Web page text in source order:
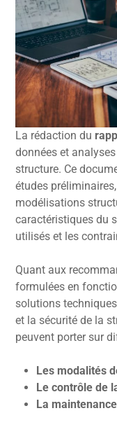
La rédaction du
données et
structure. Ce
études
modélisations
caractéristiques du
utilisés et les
Quant aux
formulées en
solutions
et la sécurité de la
peuvent porter sur
Les modalités
Le contrôle de
La